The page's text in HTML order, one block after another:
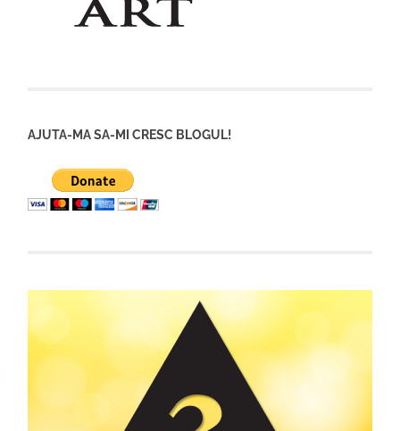
AJUTA-MA SA-MI CRESC BLOGUL!